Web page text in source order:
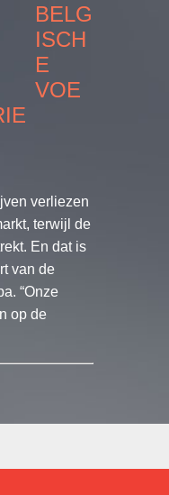
BELG
ISCH
E
VOE
verliezen
terwijl de
En dat is
van de
“Onze
op de